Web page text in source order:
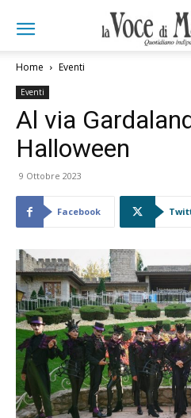
Home Eventi
Eventi
Al via
Halloween
9 Ottobre 2023
Facebook